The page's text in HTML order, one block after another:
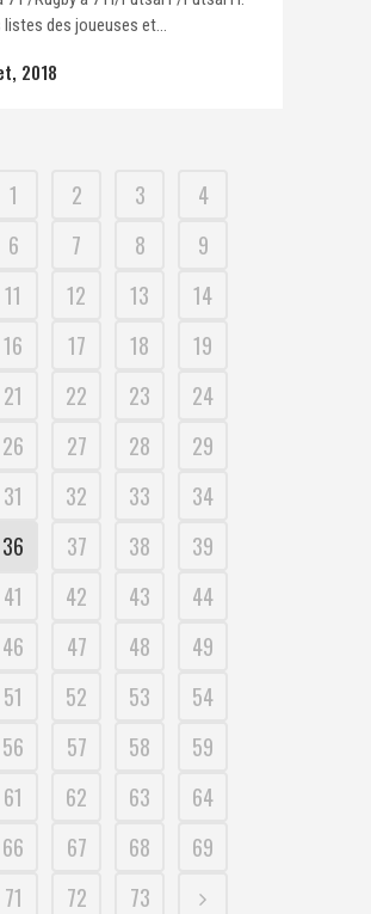
listes des joueuses et...
2018
1 2 3
4
6 7 8
9
11 12 13
14
16 17 18
19
21 22 23
24
26 27 28
29
31 32 33
34
36 37 38
39
41 42 43
44
46 47 48
49
51 52 53
54
56 57 58
59
61 62 63
64
66 67 68
69
71 72 73